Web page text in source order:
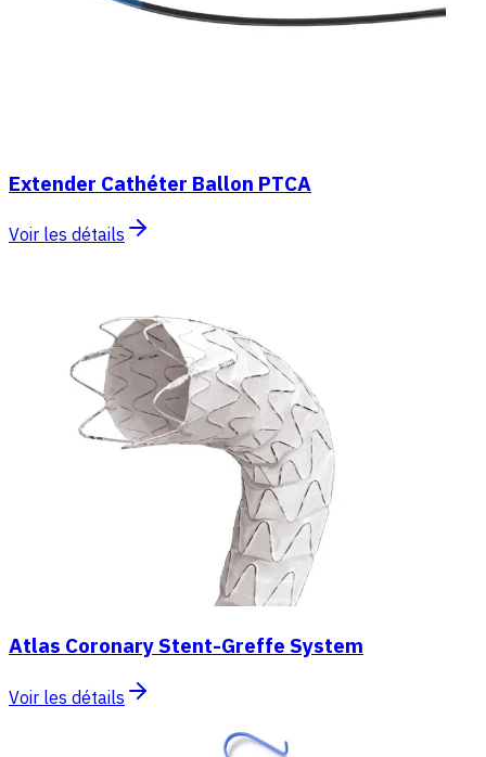
Extender Cathéter Ballon PTCA
Voir les détails
Atlas Coronary Stent-Greffe System
Voir les détails